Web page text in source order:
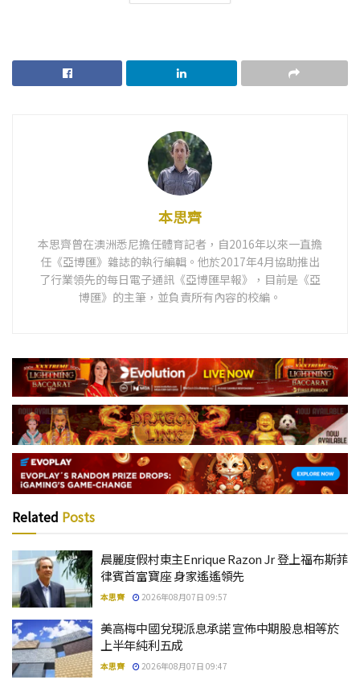
本思齊
本思齊曾在澳洲悉尼擔任體育記者，自2016年以來一直擔
任《亞博匯》雜誌的執行編輯。他於2017年4月協助推出
了行業領先的每日電子通訊《亞博匯早報》，目前是《亞
博匯》的主筆，並負責所有內容的校編。
Related Posts
晨麗度假村東主Enrique Razon Jr 登上福布斯菲
律賓首富寶座 身家遙遙領先
本思齊 2026年08月07日 09:57
美高梅中國兌現派息承諾 宣佈中期股息相等於
上半年純利五成
本思齊 2026年08月07日 09:47